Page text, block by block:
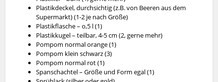
Plastikdeckel, durchsichtig (z.B. von Beeren aus dem
Supermarkt) (1-2 je nach Größe)
Plastikflasche – o,5 l (1)
Plastikkugel – teilbar, 4-5 cm (2, gerne mehr)
Pompom normal orange (1)
Pompom klein schwarz (3)
Pompom normal rot (1)
Spanschachtel – Größe und Form egal (1)